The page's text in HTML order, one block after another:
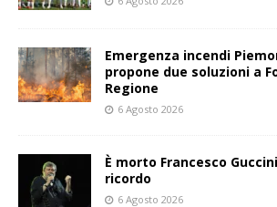
Emergenza incendi
propone due soluzioni a
Regione
6 Agosto 2026
È morto Francesco
ricordo
6 Agosto 2026